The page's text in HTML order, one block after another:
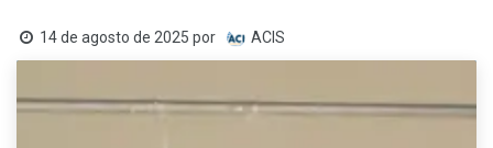
14 de agosto de 2025 por ACIS